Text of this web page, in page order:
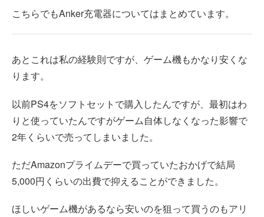
こちらでもAnker充電器についてはまとめています。
あとこれは私の経験則ですが、ゲーム機もかなり安くな
ります。
以前PS4をソフトセットで購入したんですが、最初はわ
りと使っていたんですがゲーム自体しなくなった影響で
2年くらいで売ってしまいました。
ただAmazonプライムデーで買っていたおかげで結局
5,000円くらいの出費で抑えることができました。
ほしいゲーム機があるなら安いのを狙って買うのもアリ